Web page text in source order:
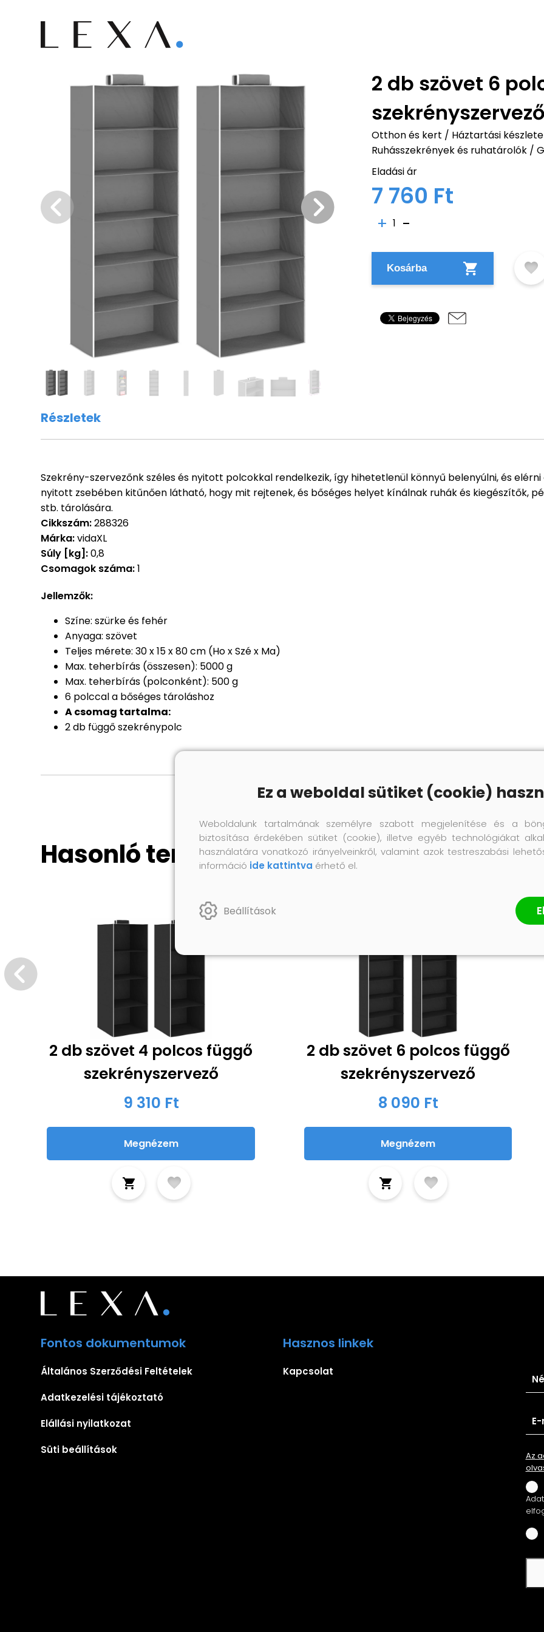
2 db szövet 6
Otthon és kert / Háztartási
Ruhásszekrények és ruhatárolók/
Eladási ár
7 760 Ft
1
Kosárba
Részletek
Szekrény-szervezőnk széles és nyitott polcokkal rendelkezik, így hihetetlenül könnyű belenyúlni, és
nyitott zsebében kitűnően látható, hogy mit rejtenek, és bőséges helyet kínálnak ruhák és kiegészítők,
stb. tárolására.
Cikkszám:288326
Márka:vidaXL
Súly [kg]:0,8
Csomagok száma:1
Jellemzők:
Színe: szürke és fehér
Anyaga: szövet
Teljes mérete: 30 x 15 x 80 cm (Ho x Szé x Ma)
Max. teherbírás (összesen): 5000 g
Max. teherbírás (polconként): 500 g
6 polccal a bőséges tároláshoz
A csomag tartalma:
2 db függő szekrénypolc
Hasonló termékek
2 db szövet 4 polcos függő
szekrényszervező
9 310 Ft
Megnézem
2 db szövet 6 polcos függő
szekrényszervező
8 090 Ft
Megnézem
Fontos dokumentumok
Általános Szerződési Feltételek
Adatkezelési tájékoztató
Elállási nyilatkozat
Süti beállítások
Hasznos linkek
Kapcsolat
Az
Ez a weboldal sütiket (cookie)
Weboldalunk tartalmának személyre szabott megjelenítése és a
biztosítása érdekében sütiket (cookie), illetve egyéb technológiákat
használatára vonatkozó irányelveinkről, valamint azok testreszabási
információ ide kattintva érhető el.
Beállítások